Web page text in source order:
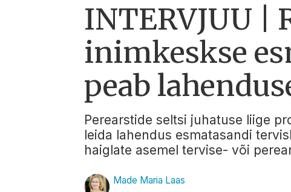
INTERVJUU |
inimkeskse
peab
Perearstide seltsi juhatuse liige
leida lahendus esmatasandi
haiglate asemel tervise- või
Made Maria Laas